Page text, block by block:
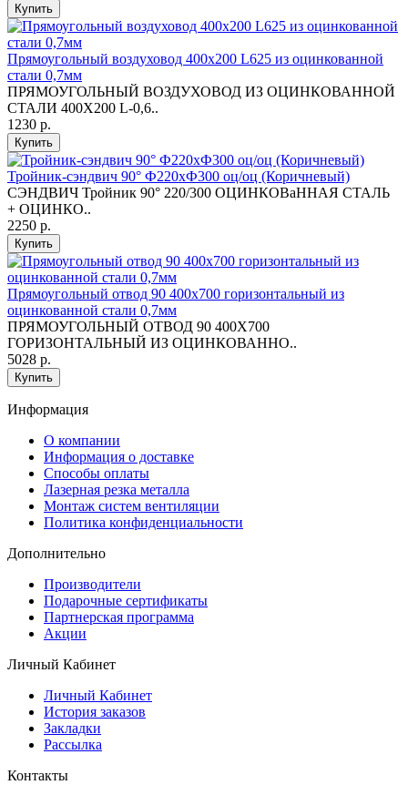
Купить
Прямоугольный воздуховод 400х200 L625 из оцинкованной
стали 0,7мм
ПРЯМОУГОЛЬНЫЙ ВОЗДУХОВОД ИЗ ОЦИНКОВАННОЙ
СТАЛИ 400Х200 L-0,6..
1230 р.
Купить
Тройник-сэндвич 90° Ф220хФ300 оц/оц (Коричневый)
СЭНДВИЧ Тройник 90° 220/300 ОЦИНКОВaННАЯ СТАЛЬ
+ ОЦИНКО..
2250 р.
Купить
Прямоугольный отвод 90 400х700 горизонтальный из
оцинкованной стали 0,7мм
ПРЯМОУГОЛЬНЫЙ ОТВОД 90 400Х700
ГОРИЗОНТАЛЬНЫЙ ИЗ ОЦИНКОВАННО..
5028 р.
Купить
Информация
O компании
Информация о доставке
Способы оплаты
Лазерная резка металла
Монтаж систем вентиляции
Политика конфиденциальности
Дополнительно
Производители
Подарочные сертификаты
Партнерская программа
Акции
Личный Кабинет
Личный Кабинет
История заказов
Закладки
Рассылка
Контакты